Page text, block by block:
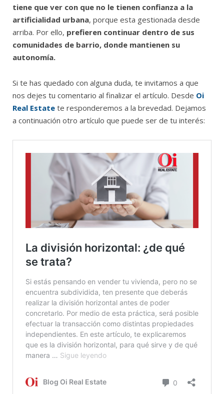
tiene que ver con que no le tienen confianza a la
artificialidad urbana, porque esta gestionada desde
arriba. Por ello, prefieren continuar dentro de sus
comunidades de barrio, donde mantienen su
autonomía.
Si te has quedado con alguna duda, te invitamos a que
nos dejes tu comentario al finalizar el artículo. Desde Oi
Real Estate te responderemos a la brevedad. Dejamos
a continuación otro artículo que puede ser de tu interés: